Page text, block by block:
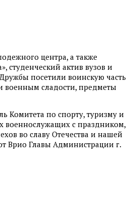
центра, а также
студенческий актив вузов и
посетили воинскую часть
военным сладости, предметы
Комитета по спорту, туризму и
военнослужащих с праздником,
во славу Отечества и нашей
Врио Главы Администрации г.